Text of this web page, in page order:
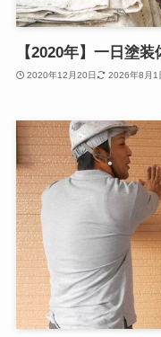
【2020年】一日塗装
2020年12月20日 2026年8月1